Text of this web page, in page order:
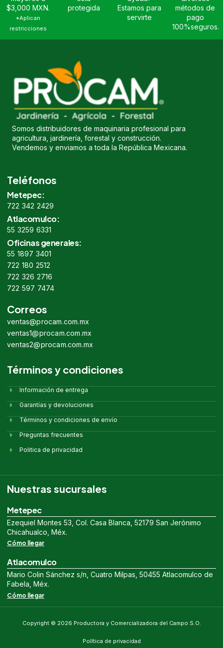
$3,000 MXN.
*Aplican
restricciones
protegida
Estamos para
servirte
métodos de
pago
100%seguros.
Somos distribuidores de maquinaria profesional para
agricultura, jardinería, forestal y construcción.
Vendemos y enviamos a toda la República Mexicana.
Teléfonos
Metepec:
722 342 2429
Atlacomulco:
55 3259 6331
Oficinas generales:
55 1897 3401
722 180 2512
722 326 2716
722 597 7474
Correos
ventas@procam.com.mx
ventas1@procam.com.mx
ventas2@procam.com.mx
Términos y condiciones
Información de entrega
Garantías y devoluciones
Términos y condiciones de envío
Preguntas frecuentes
Politica de privacidad
Nuestras sucursales
Metepec
Ezequiel Montes 53, Col. Casa Blanca, 52179 San Jerónimo
Chicahualco, Méx.
Cómo llegar
Atlacomulco
Mario Colin Sánchez s/n, Cuatro Milpas, 50455 Atlacomulco de
Fabela, Méx.
Cómo llegar
Copyright © 2026 Productora y Comercializadora del Campo S.O.
Política de privacidad